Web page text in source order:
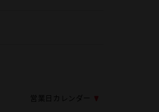
営業日カレンダー